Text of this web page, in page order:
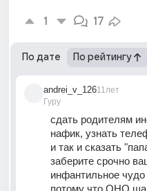
1 17
По дате По рейтингу
andrei_v_126
Гуру
11лет
сдать родителям
нафик, узнать
и так и сказать
заберите срочно
инфантильное
потому что ОНО